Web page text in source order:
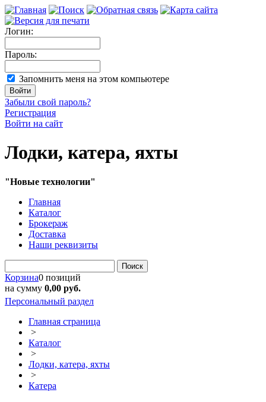
Логин:
Пароль:
Запомнить меня на этом компьютере
Забыли свой пароль?
Регистрация
Войти на сайт
Лодки, катера, яхты
"Новые технологии"
Главная
Каталог
Брокераж
Доставка
Наши реквизиты
Поиск
Корзина0 позиций
на сумму 0,00 руб.
Персональный раздел
Главная страница
>
Каталог
>
Лодки, катера, яхты
>
Катера